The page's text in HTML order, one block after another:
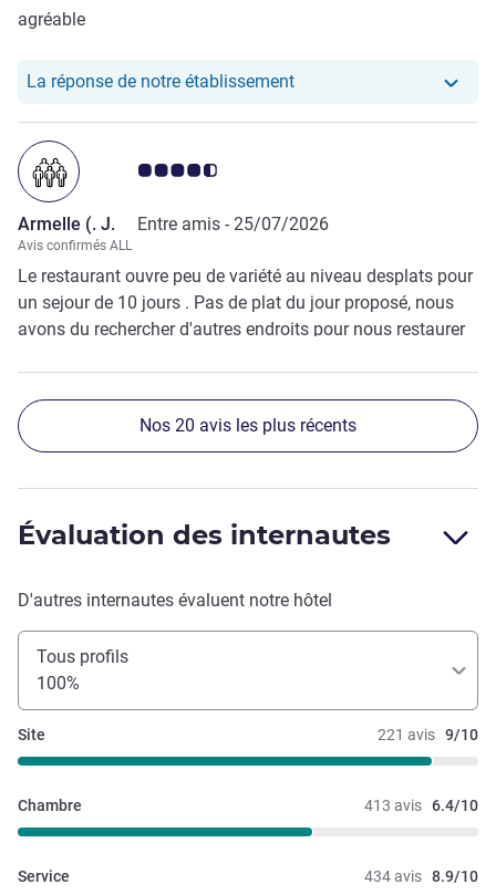
agréable
La réponse de notre établissementNotre hôtel a repondu au
Note Avis clients 4.5/5
Armelle (. J. Entre amis - 25/07/2026
Avis confirmés ALL
Le restaurant ouvre peu de variété au niveau desplats pour
un sejour de 10 jours . Pas de plat du jour proposé, nous
avons du rechercher d'autres endroits pour nous restaurer
de toiles d'araignée dans l'embrasure des portes
exterieures et desdous de balcon, sol de la terrasse sale.
Nos 20 avis les plus récents
Évaluation des internautes
D'autres internautes évaluent notre hôtel
Tous profils
100%
221 avis 9/10
Site
413 avis 6.4/10
Chambre
434 avis 8.9/10
Service